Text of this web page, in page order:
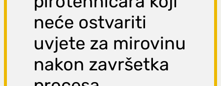
neće ostvariti
uvjete za mirovinu
nakon završetka